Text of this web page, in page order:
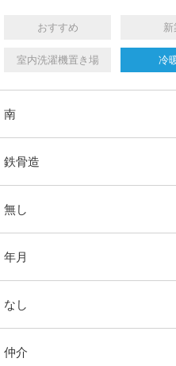
おすすめ 新
室内洗濯機置き場 冷
南
鉄骨造
無し
年月
なし
仲介